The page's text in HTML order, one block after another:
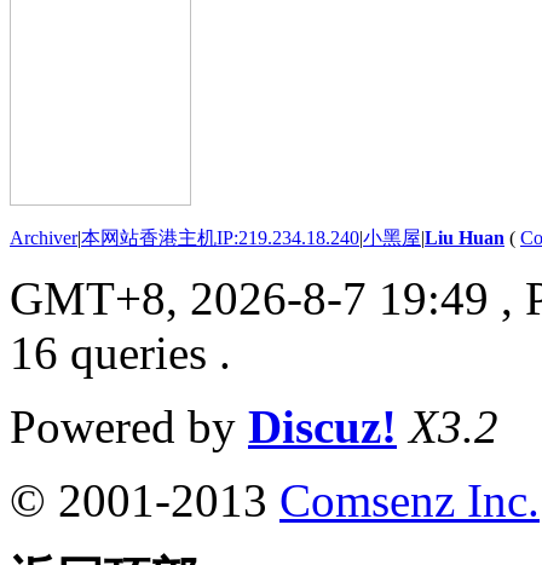
Archiver|本网站香港主机IP:219.234.18.240|小黑屋|Liu Huan (
GMT+8, 2026-8-7 19:49 ,
16 queries .
Powered by Discuz! X3.2
© 2001-2013 Comsenz Inc.